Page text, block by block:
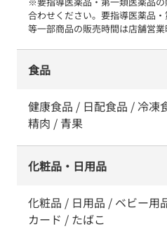
合わせください。要指導医薬品
等一部商品の販売時間は店舗営業
食品
健康食品 / 日配食品 / 冷凍
精肉 / 青果
化粧品・日用品
化粧品 / 日用品 / ベビー用
カード / たばこ